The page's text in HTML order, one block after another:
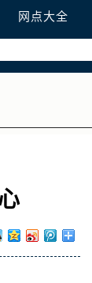
网点大全
前预约）